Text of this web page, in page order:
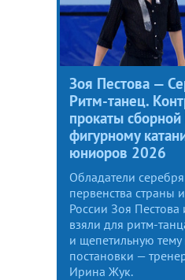
Зоя Пестова —
Ритм-танец.
прокаты
фигурному
юниоров 2026
Обладатели
первенства страны
России Зоя Пестова
взяли для ритм-
и щепетильную
постановки —
Ирина Жук.